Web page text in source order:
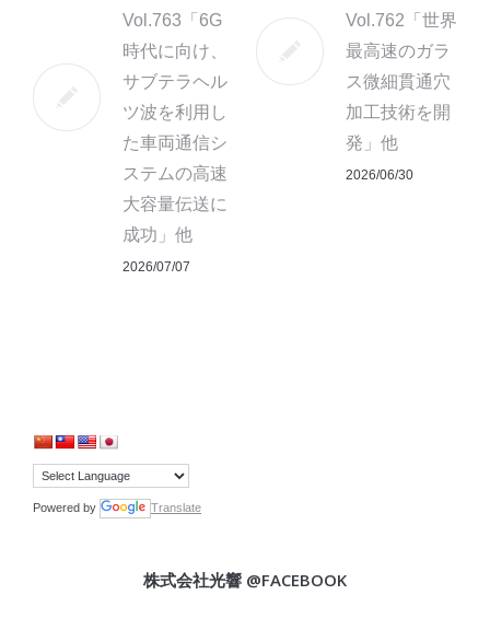
Vol.763「6G
時代に向け、
サブテラヘル
ツ波を利用し
た車両通信シ
ステムの高速
大容量伝送に
成功」他
2026/07/07
Vol.762「世界
最高速のガラ
ス微細貫通穴
加工技術を開
発」他
2026/06/30
Powered by Translate
株式会社光響 @FACEBOOK